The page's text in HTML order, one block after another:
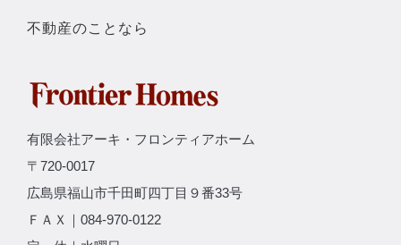
不動産のことなら
有限会社アーキ・フロンティアホーム
〒720-0017
広島県福山市千田町四丁目９番33号
ＦＡＸ｜084-970-0122